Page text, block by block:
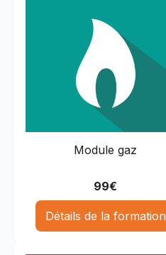
Module gaz
99€
Détails de la formation